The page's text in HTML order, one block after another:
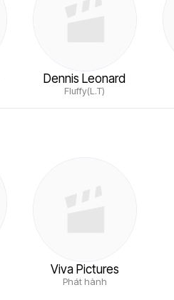
Dennis Leonard
Fluffy(L.T)
Viva Pictures
Phát hành